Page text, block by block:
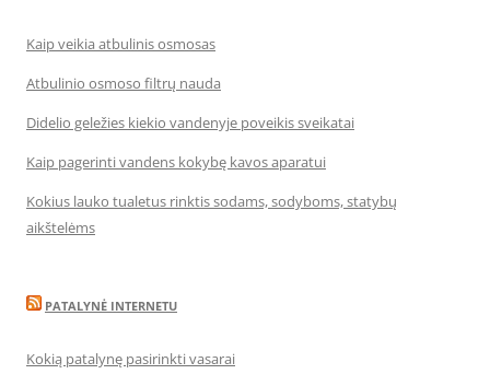
Kaip veikia atbulinis osmosas
Atbulinio osmoso filtrų nauda
Didelio geležies kiekio vandenyje poveikis sveikatai
Kaip pagerinti vandens kokybę kavos aparatui
Kokius lauko tualetus rinktis sodams, sodyboms, statybų
aikštelėms
PATALYNĖ INTERNETU
Kokią patalynę pasirinkti vasarai